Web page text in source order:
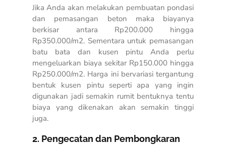
Jika Anda akan melakukan pembuatan pondasi
dan pemasangan beton maka biayanya
berkisar antara Rp200.000 hingga
Rp350.000/m2. Sementara untuk pemasangan
batu bata dan kusen pintu Anda perlu
mengeluarkan biaya sekitar Rp150.000 hingga
Rp250.000/m2. Harga ini bervariasi tergantung
bentuk kusen pintu seperti apa yang ingin
digunakan jadi semakin rumit bentuknya tentu
biaya yang dikenakan akan semakin tinggi
juga.
2. Pengecatan dan Pembongkaran